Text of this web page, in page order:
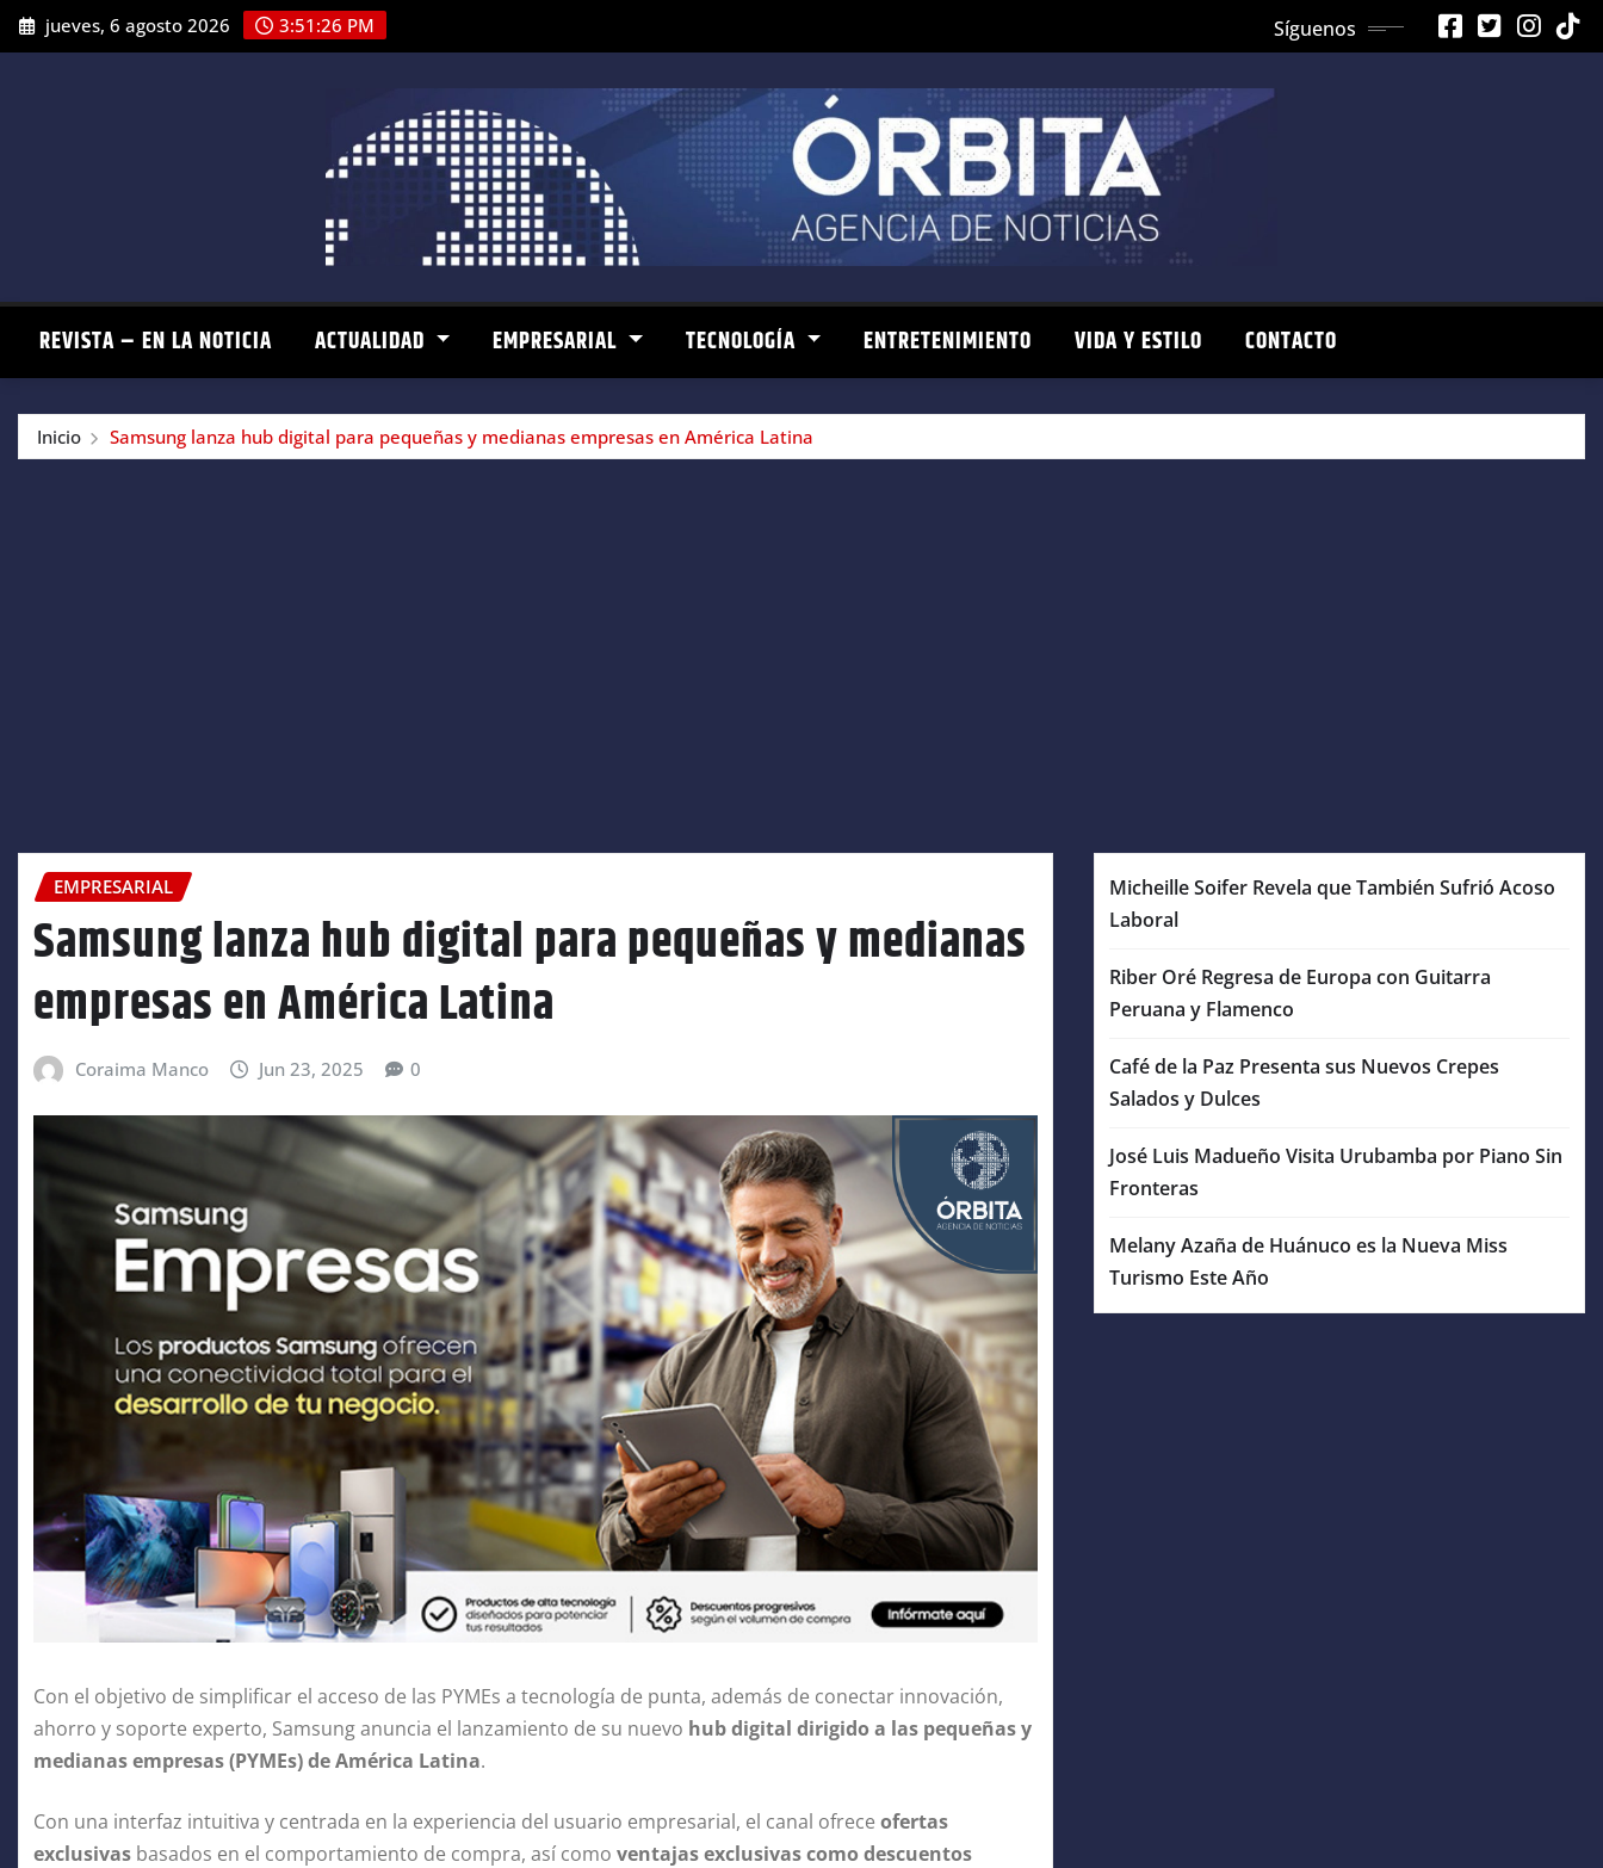
Saltar
al
jueves, 6 agosto 2026 3:51:27 PM Síguenos
REVISTA – EN LA NOTICIA ACTUALIDAD EMPRESARIAL TECNOLOGÍA ENTRETENIMIENTO VIDA Y ESTILO CONTACTO
Inicio Samsung lanza hub digital para pequeñas y medianas empresas en América Latina
EMPRESARIAL
Samsung lanza hub digital para pequeñas y medianas
empresas en América Latina
Coraima Manco Jun 23, 2025 0
Con el objetivo de simplificar el acceso de las PYMEs a tecnología de punta, además de conectar innovación,
ahorro y soporte experto, Samsung anuncia el lanzamiento de su nuevo hub digital dirigido a las pequeñas y
medianas empresas (PYMEs) de América Latina.
Con una interfaz intuitiva y centrada en la experiencia del usuario empresarial, el canal ofrece ofertas
exclusivas basados en el comportamiento de compra, así como ventajas exclusivas como descuentos
Micheille Soifer Revela que También Sufrió Acoso
Laboral
Riber Oré Regresa de Europa con Guitarra
Peruana y Flamenco
Café de la Paz Presenta sus Nuevos Crepes
Salados y Dulces
José Luis Madueño Visita Urubamba por Piano Sin
Fronteras
Melany Azaña de Huánuco es la Nueva Miss
Turismo Este Año